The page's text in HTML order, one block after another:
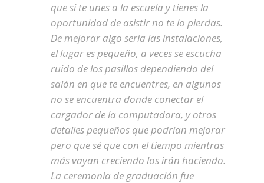
que si te unes a la escuela y tienes la
oportunidad de asistir no te lo pierdas.
De mejorar algo sería las instalaciones,
el lugar es pequeño, a veces se escucha
ruido de los pasillos dependiendo del
salón en que te encuentres, en algunos
no se encuentra donde conectar el
cargador de la computadora, y otros
detalles pequeños que podrían mejorar
pero que sé que con el tiempo mientras
más vayan creciendo los irán haciendo.
La ceremonia de graduación fue